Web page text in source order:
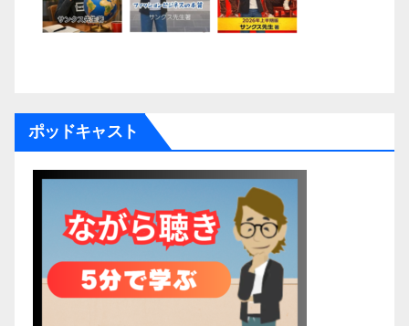
ポッドキャスト